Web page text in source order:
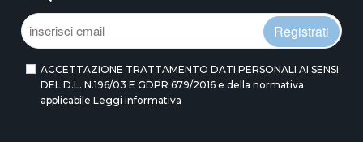
Registrati
ACCETTAZIONE TRATTAMENTO DATI PERSONALI AI SENSI
DEL D.L. N.196/03 E GDPR 679/2016 e della normativa
applicabile Leggi informativa